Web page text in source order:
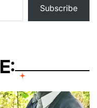
Subscribe